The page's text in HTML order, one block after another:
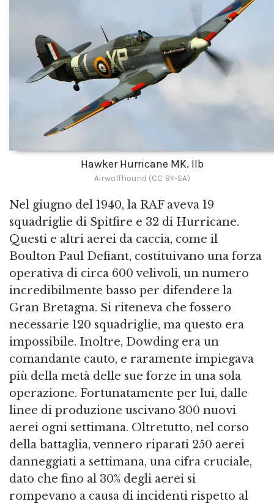
Hawker Hurricane MK. IIb
Airwolfhound (CC BY-SA)
Nel giugno del 1940, la RAF aveva 19
squadriglie di Spitfire e 32 di Hurricane.
Questi e altri aerei da caccia, come il
Boulton Paul Defiant, costituivano una forza
operativa di circa 600 velivoli, un numero
incredibilmente basso per difendere la
Gran Bretagna. Si riteneva che fossero
necessarie 120 squadriglie, ma questo era
impossibile. Inoltre, Dowding era un
comandante cauto, e raramente impiegava
più della metà delle sue forze in una sola
operazione. Fortunatamente per lui, dalle
linee di produzione uscivano 300 nuovi
aerei ogni settimana. Oltretutto, nel corso
della battaglia, vennero riparati 250 aerei
danneggiati a settimana, una cifra cruciale,
dato che fino al 30% degli aerei si
rompevano a causa di incidenti rispetto al